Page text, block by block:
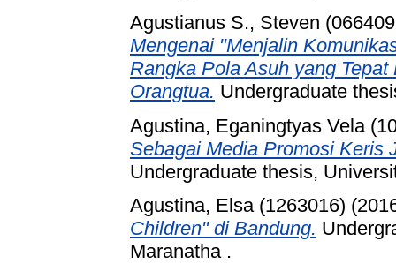
Agustianus S., Steven
Mengenai "Menjalin
Rangka Pola Asuh yang
Orangtua. Undergraduate
Agustina, Eganingtyas Vela
Sebagai Media Promosi Keris
Undergraduate thesis,
Agustina, Elsa (1263016)
Children" di Bandung.
Maranatha .